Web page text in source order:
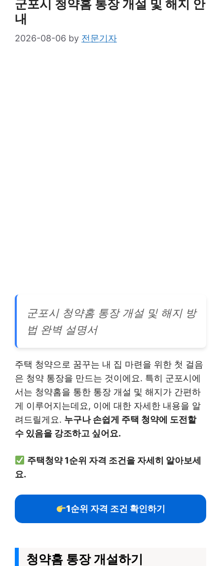
군포시 청약홈 통장 개설 및 해지 안
내
2026-08-06 by 전문기자
군포시 청약홈 통장 개설 및 해지 방
법 완벽 설명서
주택 청약으로 꿈꾸는 내 집 마련을 위한 첫 걸음
은 청약 통장을 만드는 것이에요. 특히 군포시에
서는 청약홈을 통한 통장 개설 및 해지가 간편하
게 이루어지는데요, 이에 대한 자세한 내용을 알
려드릴게요. 누구나 손쉽게 주택 청약에 도전할
수 있음을 강조하고 싶어요.
주택청약 1순위 자격 조건을 자세히 알아보세
요.
1순위 자격 조건 확인하기
청약홈 통장 개설하기